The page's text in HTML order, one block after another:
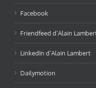
Facebook
Friendfeed d’Alain
LinkedIn d’Alain Lambert
Dailymotion